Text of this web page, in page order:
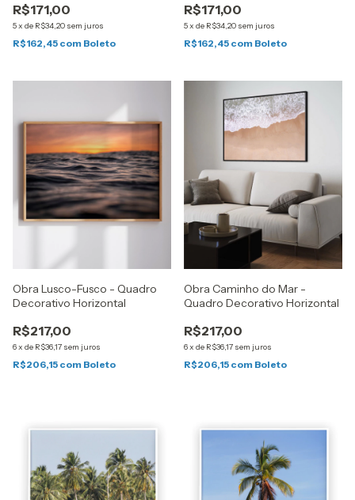
R$171,00
5x de R$34,20 sem juros
R$162,45 com Boleto
R$171,00
5x de R$34,20 sem juros
R$162,45 com Boleto
Obra Lusco-Fusco - Quadro
Decorativo Horizontal
R$217,00
6x de R$36,17 sem juros
R$206,15 com Boleto
Obra Caminho do Mar -
Quadro Decorativo Horizontal
R$217,00
6x de R$36,17 sem juros
R$206,15 com Boleto